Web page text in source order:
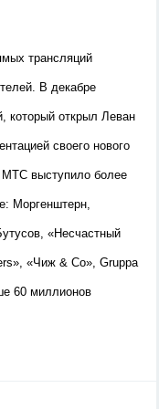
трансляций
В декабре
который открыл Леван
своего нового
выступило более
Моргенштерн,
«Несчастный
«Чиж & Co», Gruppa
60 миллионов